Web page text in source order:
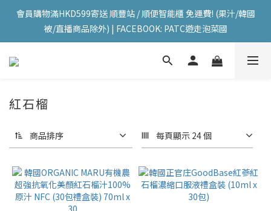
會員購物滿HKD599寄送 順豐站 / 順便智能櫃 免運費! (果汁/韓國
被/直播商品除外) | FACEBOOK: PATC遊走泡菜國
會員購物滿HKD599寄送 順豐站 / 順便智能櫃 免運費! (果汁/韓國
被/直播商品除外) | FACEBOOK: PATC遊走泡菜國
每星期韓國直送香港 🇰🇷🛫🇭🇰  | 即加IG留意最新優惠! ID:
會員購物滿HKD599寄送 順豐站 / 順便智能櫃 免運費! (果汁/韓國
被/直播商品除外) | FACEBOOK: PATC遊走泡菜國
紅石榴
商品排序 每頁顯示 24 個